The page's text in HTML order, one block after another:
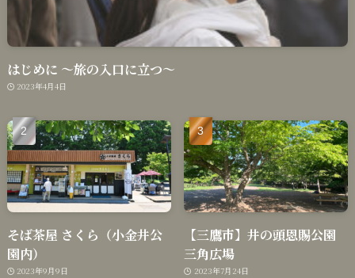
はじめに 〜旅の入口に立つ〜
2023年4月4日
そば茶屋 さくら（小金井公
園内）
2023年9月9日
【三鷹市】井の頭恩賜公園
三角広場
2023年7月24日